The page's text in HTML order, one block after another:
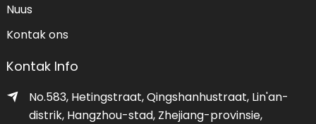
Nuus
Kontak ons
Kontak Info
No.583, Hetingstraat, Qingshanhustraat, Lin'an-
distrik, Hangzhou-stad, Zhejiang-provinsie,